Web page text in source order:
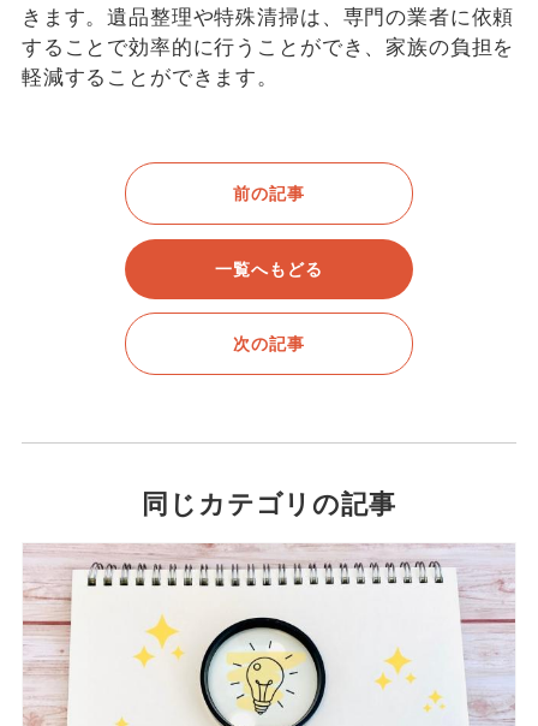
きます。遺品整理や特殊清掃は、専門の業者に依頼
することで効率的に行うことができ、家族の負担を
軽減することができます。
前の記事
一覧へもどる
次の記事
同じカテゴリの記事